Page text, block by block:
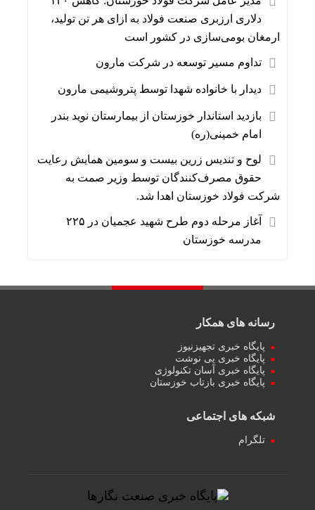
دلاری ارزبری صنعت فولاد به ازای هر تن تولید،
ارمغان بومی‌سازی در کشور است
تداوم مسیر توسعه در شرکت مارون
دیدار با خانواده شهدا توسط پتروشیمی مارون
بازدید استاندار خوزستان از بیمارستان نوید بندر
امام خمینی(ره)
لوح و تندیس زرین بیست و سومین همایش رعایت
حقوق مصرف‌کنندگان توسط وزیر صمت به
شرکت فولاد خوزستان اهدا شد.
آغاز مرحله دوم طرح شهید عجمیان در ۲۲۵
مدرسه خوزستان
رسانه های همکار
پایگاه خبری تجهیزنیوز
پایگاه خبری پی نوشت
پایگاه خبری آسان تکنولوژی
پایگاه خبری بازتاب خوزستان
شبکه های اجتماعی
تلگرام